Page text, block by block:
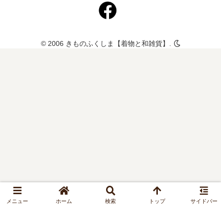
© 2006 きものふくしま【着物と和雑貨】.
メニュー ホーム 検索 トップ サイドバー